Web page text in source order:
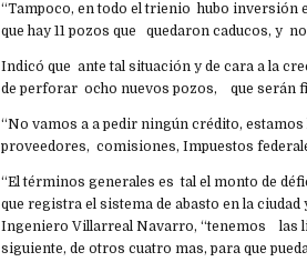
“Tampoco, en todo el trienio hubo inversión
que hay 11 pozos que quedaron caducos, y
Indicó que ante tal situación y de cara a la
de perforar ocho nuevos pozos, que serán
“No vamos a a pedir ningún crédito,
proveedores, comisiones, Impuestos
“El términos generales es tal el monto de
que registra el sistema de abasto en la
Ingeniero Villarreal Navarro, “tenemos las
siguiente, de otros cuatro mas, para que